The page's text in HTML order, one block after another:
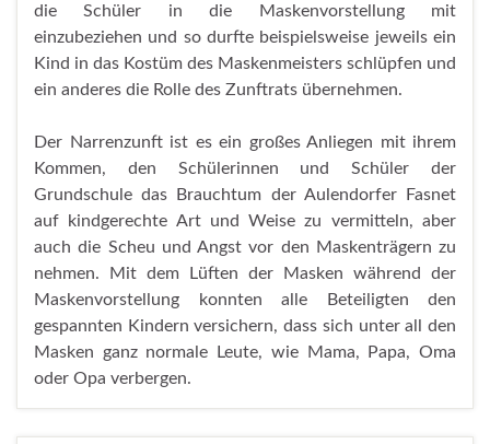
die Schüler in die Maskenvorstellung mit
einzubeziehen und so durfte beispielsweise jeweils ein
Kind in das Kostüm des Maskenmeisters schlüpfen und
ein anderes die Rolle des Zunftrats übernehmen.
Der Narrenzunft ist es ein großes Anliegen mit ihrem
Kommen, den Schülerinnen und Schüler der
Grundschule das Brauchtum der Aulendorfer Fasnet
auf kindgerechte Art und Weise zu vermitteln, aber
auch die Scheu und Angst vor den Maskenträgern zu
nehmen. Mit dem Lüften der Masken während der
Maskenvorstellung konnten alle Beteiligten den
gespannten Kindern versichern, dass sich unter all den
Masken ganz normale Leute, wie Mama, Papa, Oma
oder Opa verbergen.